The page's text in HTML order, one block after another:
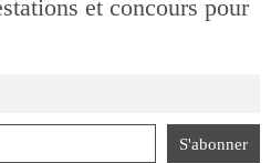
et concours pour